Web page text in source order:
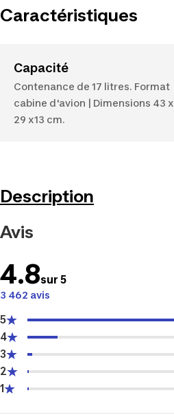
Caractéristiques
Capacité
Contenance de 17 litres. Format
cabine d'avion | Dimensions 43 x
29 x13 cm.
Description
Avis
4.8sur 5
3 462 avis
5
4
3
2
1